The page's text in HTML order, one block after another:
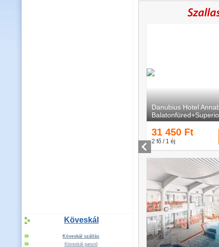
Köveskál
Köveskál szállás
Köveskál panzió